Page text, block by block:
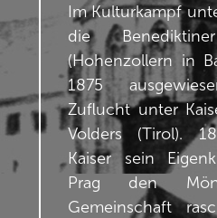
Im Kulturkampf
die
(Hohenzollern in
1875
Zuflucht unter
Volders (Tirol).
Kaiser sein
Prag den
Gemeinschaft